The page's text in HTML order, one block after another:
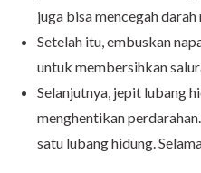
juga bisa mencegah
Setelah itu, embuskan
untuk membersihkan
Selanjutnya, jepit lubang
menghentikan
satu lubang hidung.